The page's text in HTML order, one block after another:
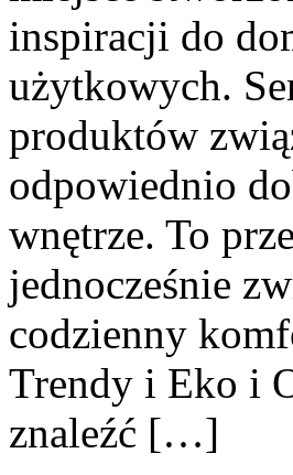
inspiracji do
użytkowych.
produktów
odpowiednio
wnętrze. To
jednocześnie
codzienny
Trendy i Eko i
znaleźć […]